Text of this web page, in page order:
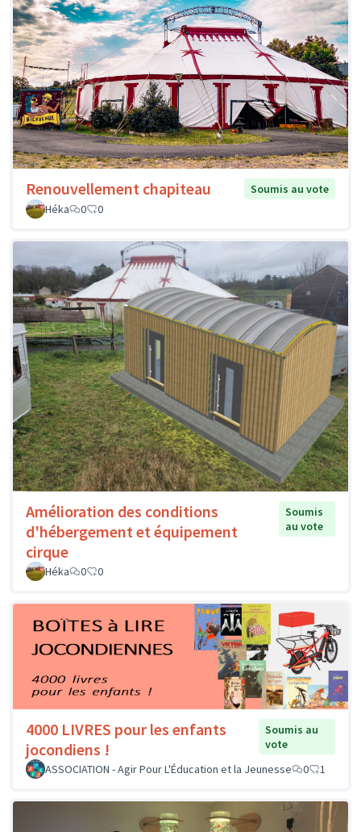
Renouvellement chapiteau
Soumis au vote
Héka
0 0
Amélioration des conditions
d'hébergement et équipement
cirque
Soumis
au vote
Héka 0 0
4000 LIVRES pour les enfants
jocondiens !
Soumis au
vote
ASSOCIATION - Agir Pour L'Éducation et la Jeunesse
0 1